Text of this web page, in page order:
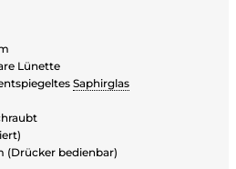
Lünette
Saphirglas
(Drücker bedienbar)